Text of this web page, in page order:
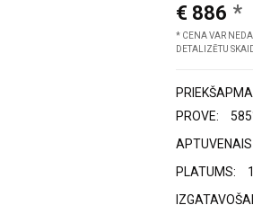
€ 886
* CENA VAR
DETALIZĒTU
PROVE:
PLATUMS: